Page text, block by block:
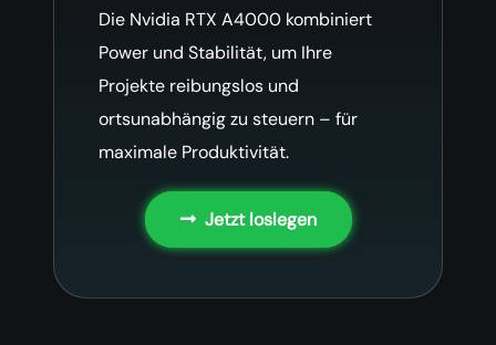
Die Nvidia RTX A4000 kombiniert
Power und Stabilität, um Ihre
Projekte reibungslos und
ortsunabhängig zu steuern – für
maximale Produktivität.
Jetzt loslegen